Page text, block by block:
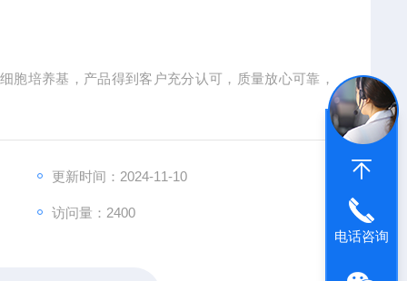
胞培养基，产品得到客户充分认可，质量放心可靠，
更新时间：2024-11-10
访问量：2400
电话咨询